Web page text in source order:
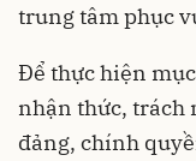
trung tâm phục
Để thực hiện
nhận thức, trách
đảng, chính